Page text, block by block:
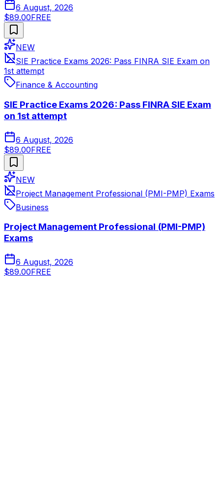
6 August, 2026
$89.00FREE
NEW
SIE Practice Exams 2026: Pass FINRA SIE Exam on
1st attempt
Finance & Accounting
SIE Practice Exams 2026: Pass FINRA SIE Exam
on 1st attempt
6 August, 2026
$89.00FREE
NEW
Project Management Professional (PMI-PMP) Exams
Business
Project Management Professional (PMI-PMP)
Exams
6 August, 2026
$89.00FREE